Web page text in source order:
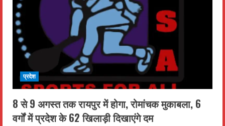
प्रदेश
8 से 9 अगस्त तक रायपुर में होगा, रोमांचक मुकाबला, 6
वर्गों में प्रदेश के 62 खिलाड़ी दिखाएंगे दम